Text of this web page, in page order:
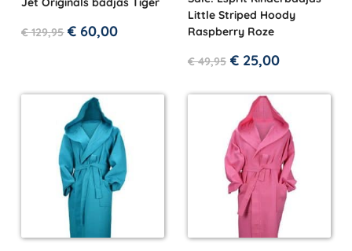
€129,95 € 60,00
Little Striped Hoody
Raspberry Roze
€49,95 € 25,00